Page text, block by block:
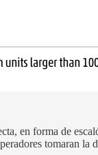
en forma de
tomaran